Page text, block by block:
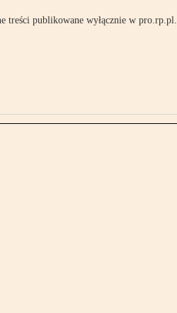
treści publikowane wyłącznie w pro.rp.pl.